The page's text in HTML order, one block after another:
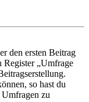
den ersten Beitrag
Register „Umfrage
so hast du
zu